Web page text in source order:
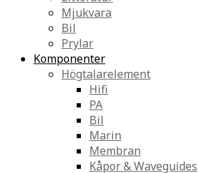
Mjukvara
Bil
Prylar
Komponenter
Högtalarelement
Hifi
PA
Bil
Marin
Membran
Kåpor & Waveguides